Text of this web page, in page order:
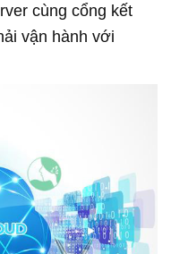
cùng cổng kết
vận hành với